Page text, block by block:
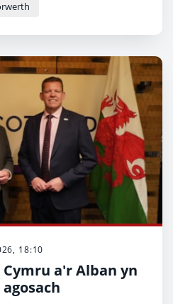
18:10
a'r Alban yn